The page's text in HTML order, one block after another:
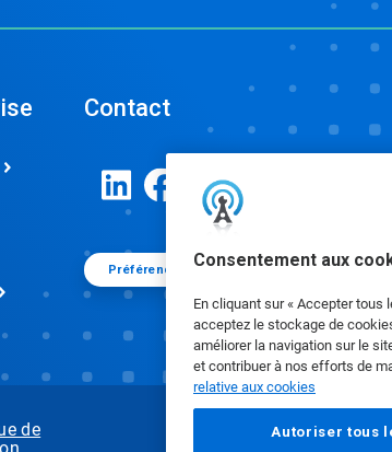
Consentement aux
En cliquant sur « Accepter tous
acceptez le stockage de
améliorer la navigation sur le
et contribuer à nos efforts de
relative aux cookies
Autoriser tous
Contact
Préférences de cookies
de